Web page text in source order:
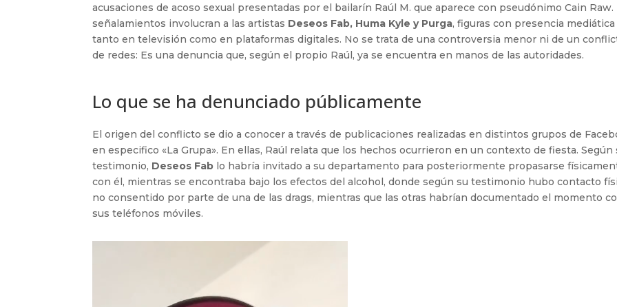
acusaciones de acoso sexual presentadas por el bailarín Raúl M. que aparece con pseudónimo Cain Raw.
señalamientos involucran a las artistas Deseos Fab, Huma Kyle y Purga, figuras con presencia mediática
tanto en televisión como en plataformas digitales. No se trata de una controversia menor ni de un
de redes: Es una denuncia que, según el propio Raúl, ya se encuentra en manos de las autoridades.
Lo que se ha denunciado públicamente
El origen del conflicto se dio a conocer a través de publicaciones realizadas en distintos grupos de
en especifico «La Grupa». En ellas, Raúl relata que los hechos ocurrieron en un contexto de fiesta. Según
testimonio, Deseos Fab lo habría invitado a su departamento para posteriormente propasarse
con él, mientras se encontraba bajo los efectos del alcohol, donde según su testimonio hubo contacto
no consentido por parte de una de las drags, mientras que las otras habrían documentado el momento
sus teléfonos móviles.